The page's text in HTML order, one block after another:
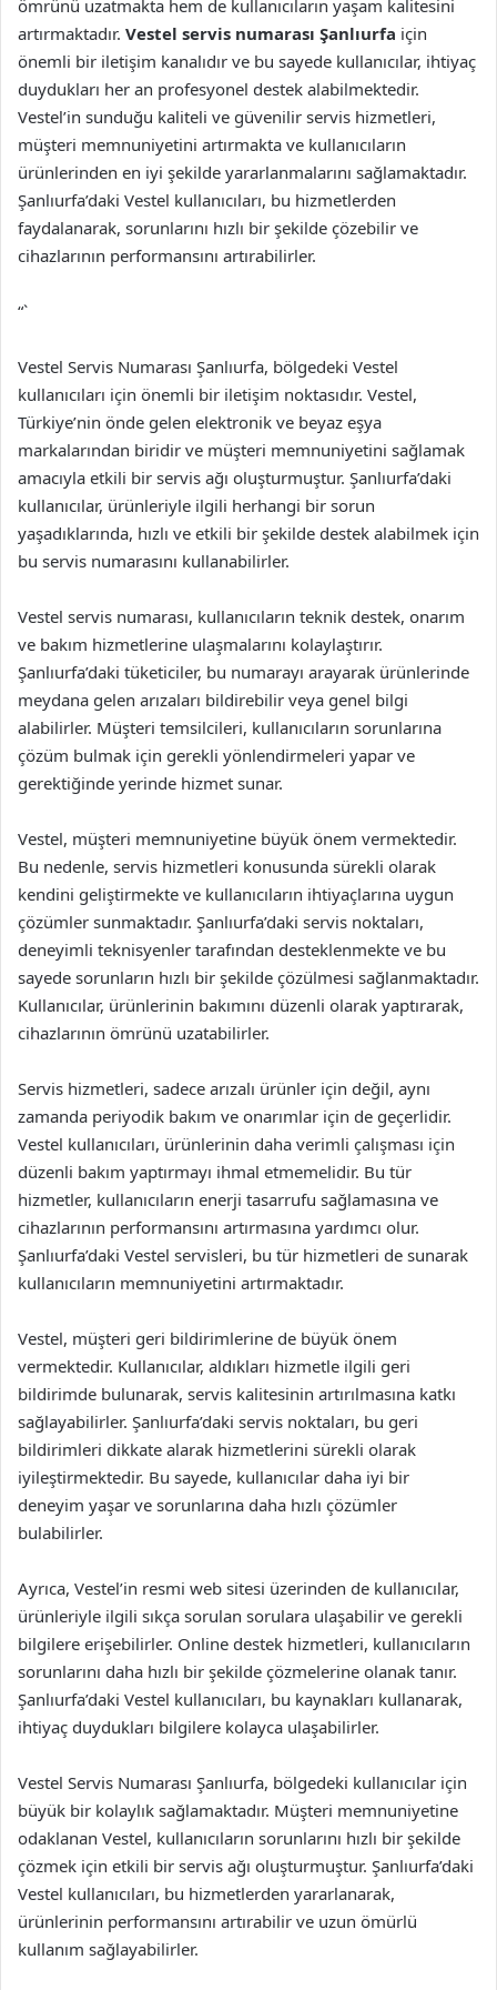
ömrünü uzatmakta hem de kullanıcıların yaşam kalitesini
artırmaktadır. Vestel servis numarası Şanlıurfa için
önemli bir iletişim kanalıdır ve bu sayede kullanıcılar, ihtiyaç
duydukları her an profesyonel destek alabilmektedir.
Vestel’in sunduğu kaliteli ve güvenilir servis hizmetleri,
müşteri memnuniyetini artırmakta ve kullanıcıların
ürünlerinden en iyi şekilde yararlanmalarını sağlamaktadır.
Şanlıurfa’daki Vestel kullanıcıları, bu hizmetlerden
faydalanarak, sorunlarını hızlı bir şekilde çözebilir ve
cihazlarının performansını artırabilirler.
“`
Vestel Servis Numarası Şanlıurfa, bölgedeki Vestel
kullanıcıları için önemli bir iletişim noktasıdır. Vestel,
Türkiye’nin önde gelen elektronik ve beyaz eşya
markalarından biridir ve müşteri memnuniyetini sağlamak
amacıyla etkili bir servis ağı oluşturmuştur. Şanlıurfa’daki
kullanıcılar, ürünleriyle ilgili herhangi bir sorun
yaşadıklarında, hızlı ve etkili bir şekilde destek alabilmek için
bu servis numarasını kullanabilirler.
Vestel servis numarası, kullanıcıların teknik destek, onarım
ve bakım hizmetlerine ulaşmalarını kolaylaştırır.
Şanlıurfa’daki tüketiciler, bu numarayı arayarak ürünlerinde
meydana gelen arızaları bildirebilir veya genel bilgi
alabilirler. Müşteri temsilcileri, kullanıcıların sorunlarına
çözüm bulmak için gerekli yönlendirmeleri yapar ve
gerektiğinde yerinde hizmet sunar.
Vestel, müşteri memnuniyetine büyük önem vermektedir.
Bu nedenle, servis hizmetleri konusunda sürekli olarak
kendini geliştirmekte ve kullanıcıların ihtiyaçlarına uygun
çözümler sunmaktadır. Şanlıurfa’daki servis noktaları,
deneyimli teknisyenler tarafından desteklenmekte ve bu
sayede sorunların hızlı bir şekilde çözülmesi sağlanmaktadır.
Kullanıcılar, ürünlerinin bakımını düzenli olarak yaptırarak,
cihazlarının ömrünü uzatabilirler.
Servis hizmetleri, sadece arızalı ürünler için değil, aynı
zamanda periyodik bakım ve onarımlar için de geçerlidir.
Vestel kullanıcıları, ürünlerinin daha verimli çalışması için
düzenli bakım yaptırmayı ihmal etmemelidir. Bu tür
hizmetler, kullanıcıların enerji tasarrufu sağlamasına ve
cihazlarının performansını artırmasına yardımcı olur.
Şanlıurfa’daki Vestel servisleri, bu tür hizmetleri de sunarak
kullanıcıların memnuniyetini artırmaktadır.
Vestel, müşteri geri bildirimlerine de büyük önem
vermektedir. Kullanıcılar, aldıkları hizmetle ilgili geri
bildirimde bulunarak, servis kalitesinin artırılmasına katkı
sağlayabilirler. Şanlıurfa’daki servis noktaları, bu geri
bildirimleri dikkate alarak hizmetlerini sürekli olarak
iyileştirmektedir. Bu sayede, kullanıcılar daha iyi bir
deneyim yaşar ve sorunlarına daha hızlı çözümler
bulabilirler.
Ayrıca, Vestel’in resmi web sitesi üzerinden de kullanıcılar,
ürünleriyle ilgili sıkça sorulan sorulara ulaşabilir ve gerekli
bilgilere erişebilirler. Online destek hizmetleri, kullanıcıların
sorunlarını daha hızlı bir şekilde çözmelerine olanak tanır.
Şanlıurfa’daki Vestel kullanıcıları, bu kaynakları kullanarak,
ihtiyaç duydukları bilgilere kolayca ulaşabilirler.
Vestel Servis Numarası Şanlıurfa, bölgedeki kullanıcılar için
büyük bir kolaylık sağlamaktadır. Müşteri memnuniyetine
odaklanan Vestel, kullanıcıların sorunlarını hızlı bir şekilde
çözmek için etkili bir servis ağı oluşturmuştur. Şanlıurfa’daki
Vestel kullanıcıları, bu hizmetlerden yararlanarak,
ürünlerinin performansını artırabilir ve uzun ömürlü
kullanım sağlayabilirler.